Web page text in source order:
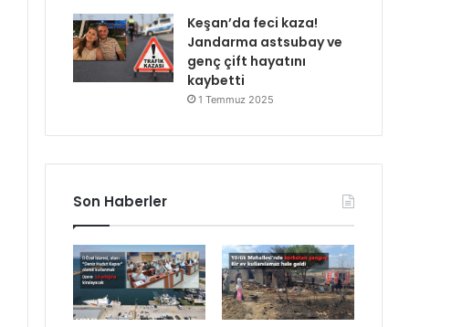
Keşan’da feci kaza!
Jandarma astsubay ve
genç çift hayatını
kaybetti
1 Temmuz 2025
Son Haberler